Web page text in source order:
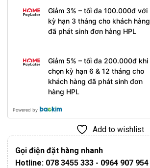
Giảm 3% – tối đa 100.000đ với
kỳ hạn 3 tháng cho khách hàng
đã phát sinh đơn hàng HPL
Giảm 5% – tối đa 200.000đ khi
chọn kỳ hạn 6 & 12 tháng cho
khách hàng đã phát sinh đơn
hàng HPL
Powered by
Add to wishlist
Gọi điện đặt hàng nhanh
Hotline: 078 3455 333 - 0964 907 954